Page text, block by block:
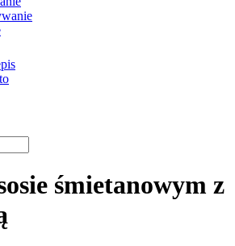
śmietanowym z